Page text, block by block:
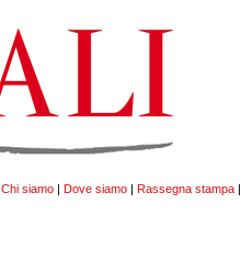
Chi siamo | Dove siamo | Rassegna stampa |